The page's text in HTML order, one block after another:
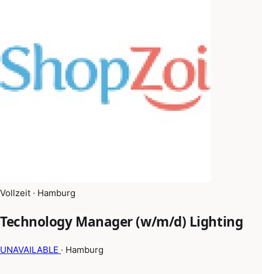
Vollzeit · Hamburg
Technology Manager (w/m/d) Lighting
UNAVAILABLE · Hamburg